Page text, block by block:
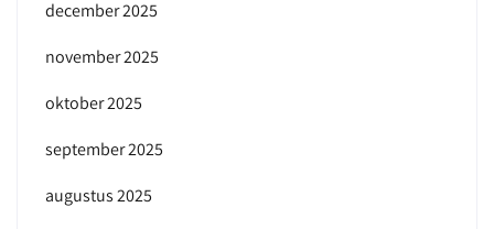
december 2025
november 2025
oktober 2025
september 2025
augustus 2025